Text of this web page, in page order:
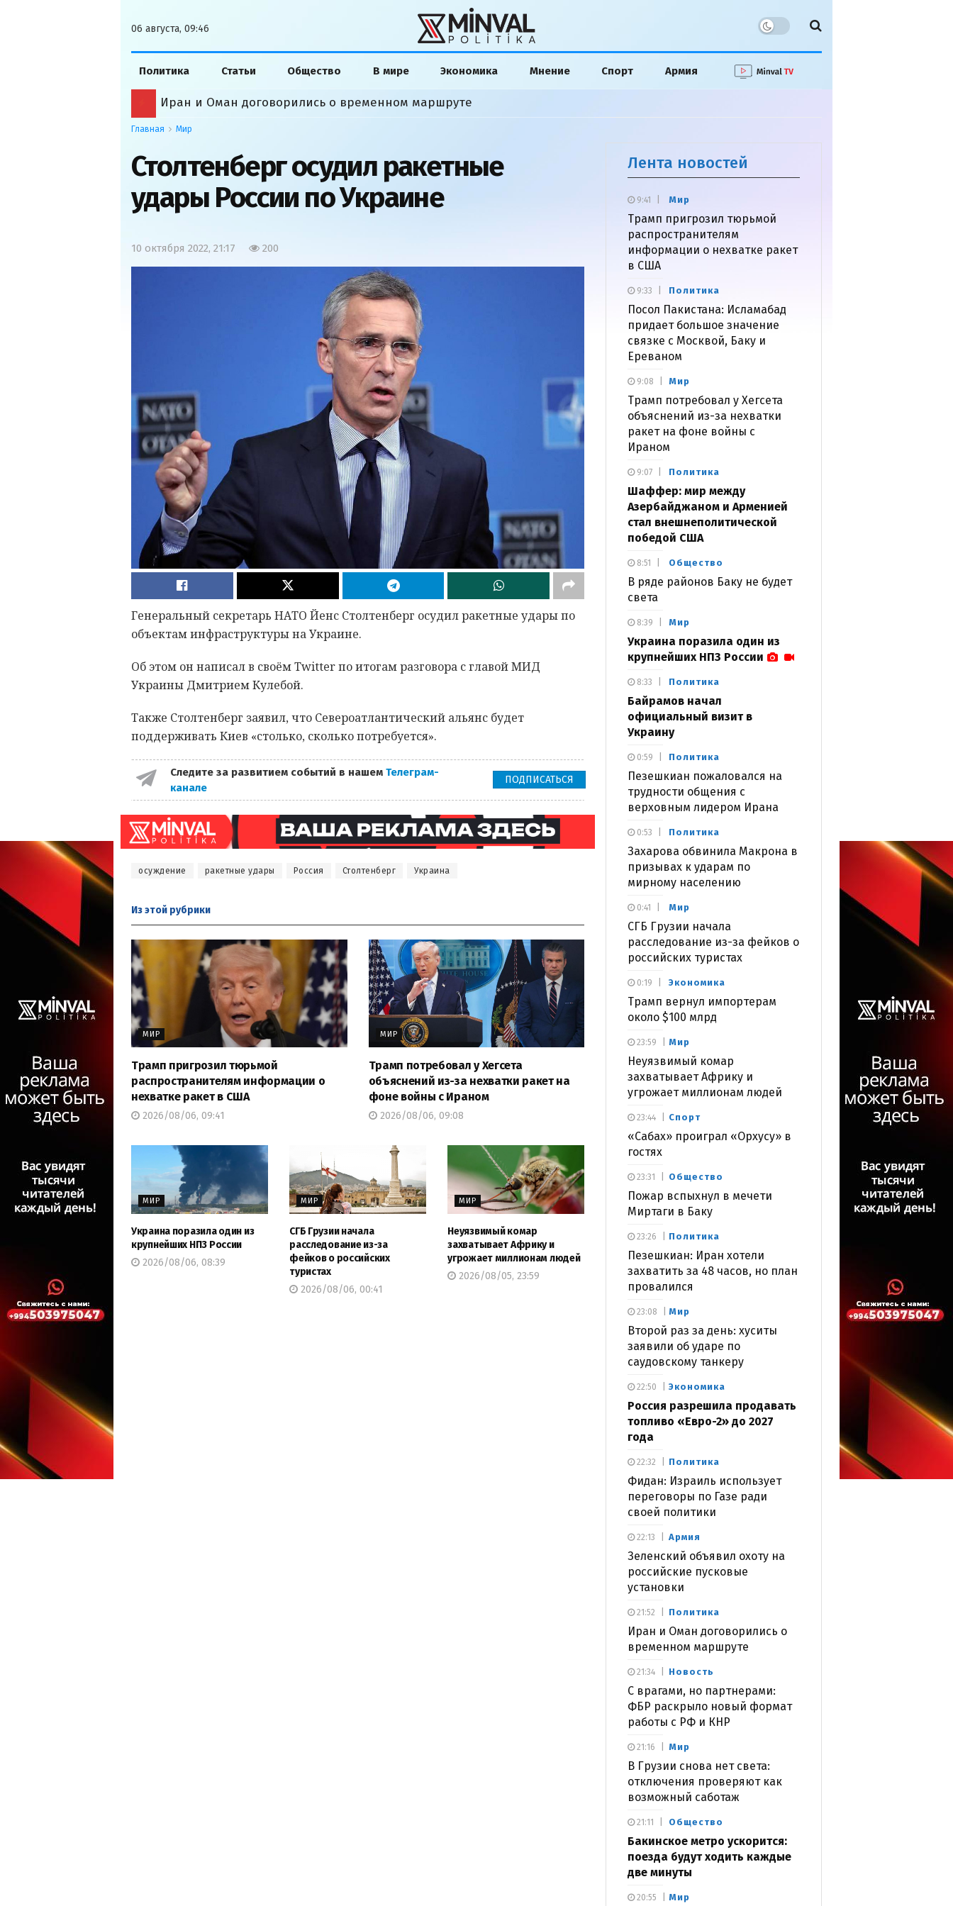
06 августа, 09:46
Политика Статьи Общество В мире Экономика Мнение Спорт Армия
Иран и Оман договорились о временном маршруте
Главная Мир
Столтенберг осудил ракетные
удары России по Украине
10 октября 2022, 21:17 200
Генеральный секретарь НАТО Йенс Столтенберг осудил ракетные удары по
объектам инфраструктуры на Украине.
Об этом он написал в своём Twitter по итогам разговора с главой МИД
Украины Дмитрием Кулебой.
Также Столтенберг заявил, что Североатлантический альянс будет
поддерживать Киев «столько, сколько потребуется».
Следите за развитием событий в нашем Телеграм-
канале
ПОДПИСАТЬСЯ
осуждение ракетные удары Россия Столтенберг Украина
Из этой рубрики
МИР
Трамп пригрозил тюрьмой
распространителям информации о
нехватке ракет в США
2026/08/06, 09:41
МИР
Трамп потребовал у Хегсета
объяснений из-за нехватки ракет на
фоне войны с Ираном
2026/08/06, 09:08
МИР
Украина поразила один из
крупнейших НПЗ России
2026/08/06, 08:39
МИР
СГБ Грузии начала
расследование из-за
фейков о российских
туристах
2026/08/06, 00:41
МИР
Неуязвимый комар
захватывает Африку и
угрожает миллионам людей
2026/08/05, 23:59
Лента новостей
Мир
Трамп пригрозил тюрьмой
распространителям
информации о нехватке ракет
в США
9:41
Политика
Посол Пакистана: Исламабад
придает большое значение
связке с Москвой, Баку и
Ереваном
9:33
Мир
Трамп потребовал у Хегсета
объяснений из-за нехватки
ракет на фоне войны с
Ираном
9:08
Политика
Шаффер: мир между
Азербайджаном и Арменией
стал внешнеполитической
победой США
9:07
Общество
В ряде районов Баку не будет
света
8:51
Мир
Украина поразила один из
крупнейших НПЗ России
8:39
Политика
Байрамов начал
официальный визит в
Украину
8:33
Политика
Пезешкиан пожаловался на
трудности общения с
верховным лидером Ирана
0:59
Политика
Захарова обвинила Макрона в
призывах к ударам по
мирному населению
0:53
Мир
СГБ Грузии начала
расследование из-за фейков о
российских туристах
0:41
Экономика
Трамп вернул импортерам
около $100 млрд
0:19
Мир
Неуязвимый комар
захватывает Африку и
угрожает миллионам людей
23:59
Спорт
«Сабах» проиграл «Орхусу» в
гостях
23:44
Общество
Пожар вспыхнул в мечети
Миртаги в Баку
23:31
Политика
Пезешкиан: Иран хотели
захватить за 48 часов, но план
провалился
23:26
Мир
Второй раз за день: хуситы
заявили об ударе по
саудовскому танкеру
23:08
Экономика
Россия разрешила продавать
топливо «Евро-2» до 2027
года
22:50
Политика
Фидан: Израиль использует
переговоры по Газе ради
своей политики
22:32
Армия
Зеленский объявил охоту на
российские пусковые
установки
22:13
Политика
Иран и Оман договорились о
временном маршруте
21:52
Новость
С врагами, но партнерами:
ФБР раскрыло новый формат
работы с РФ и КНР
21:34
Мир
В Грузии снова нет света:
отключения проверяют как
возможный саботаж
21:16
Общество
Бакинское метро ускорится:
поезда будут ходить каждые
две минуты
21:11
Мир
20:55